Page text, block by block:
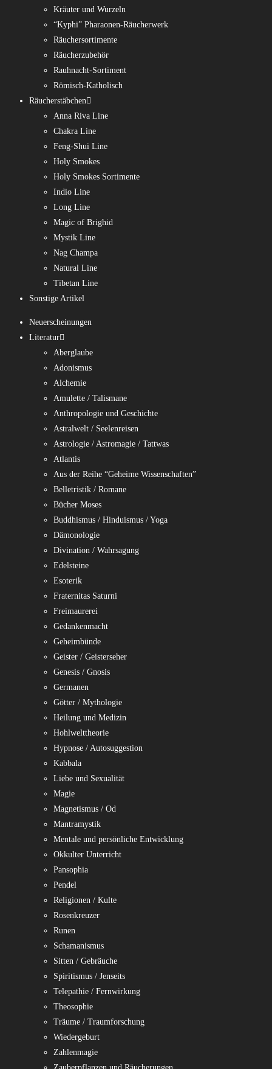
Kräuter und Wurzeln
“Kyphi” Pharaonen-Räucherwerk
Räuchersortimente
Räucherzubehör
Rauhnacht-Sortiment
Römisch-Katholisch
Räucherstäbchen
Anna Riva Line
Chakra Line
Feng-Shui Line
Holy Smokes
Holy Smokes Sortimente
Indio Line
Long Line
Magic of Brighid
Mystik Line
Nag Champa
Natural Line
Tibetan Line
Sonstige Artikel
Neuerscheinungen
Literatur
Aberglaube
Adonismus
Alchemie
Amulette / Talismane
Anthropologie und Geschichte
Astralwelt / Seelenreisen
Astrologie / Astromagie / Tattwas
Atlantis
Aus der Reihe “Geheime Wissenschaften”
Belletristik / Romane
Bücher Moses
Buddhismus / Hinduismus / Yoga
Dämonologie
Divination / Wahrsagung
Edelsteine
Esoterik
Fraternitas Saturni
Freimaurerei
Gedankenmacht
Geheimbünde
Geister / Geisterseher
Genesis / Gnosis
Germanen
Götter / Mythologie
Heilung und Medizin
Hohlwelttheorie
Hypnose / Autosuggestion
Kabbala
Liebe und Sexualität
Magie
Magnetismus / Od
Mantramystik
Mentale und persönliche Entwicklung
Okkulter Unterricht
Pansophia
Pendel
Religionen / Kulte
Rosenkreuzer
Runen
Schamanismus
Sitten / Gebräuche
Spiritismus / Jenseits
Telepathie / Fernwirkung
Theosophie
Träume / Traumforschung
Wiedergeburt
Zahlenmagie